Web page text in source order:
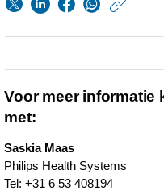
w/
Voor meer informatie
met:
Saskia Maas
Philips Health Systems
Tel: +31 6 53 408194